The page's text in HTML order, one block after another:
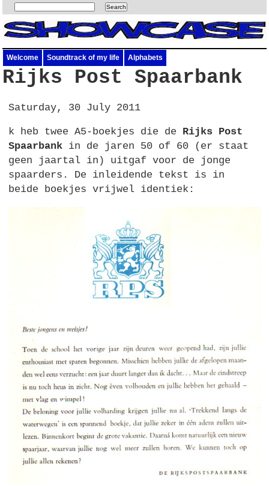
Welcome Soundtrack of my life Alphabets
Rijks Post Spaarbank
Saturday, 30 July 2011
k heb twee A5-boekjes die de Rijks Post
Spaarbank in de jaren 50 of 60 (er staat
geen jaartal in) uitgaf voor de jonge
spaarders. De inleidende tekst is in
beide boekjes vrijwel identiek: